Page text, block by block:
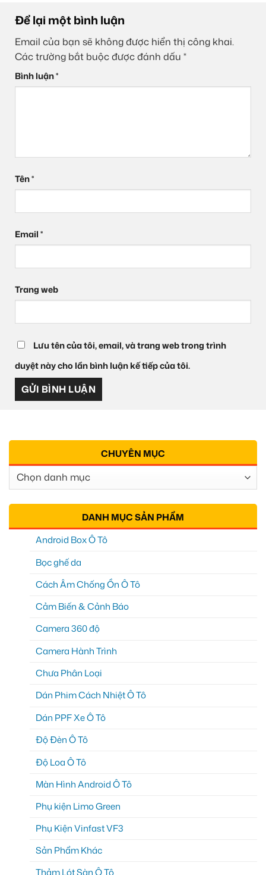
Để lại một bình luận
Email của bạn sẽ không được hiển thị công khai.
Các trường bắt buộc được đánh dấu *
Bình luận*
Tên*
Email*
Trang web
Lưu tên của tôi, email, và trang web trong trình
duyệt này cho lần bình luận kế tiếp của tôi.
CHUYÊN MỤC
Chuyên
DANH MỤC SẢN PHẨM
Android Box Ô Tô
Bọc ghế da
Cách Âm Chống Ồn Ô Tô
Cảm Biến & Cảnh Báo
Camera 360 độ
Camera Hành Trình
Chưa Phân Loại
Dán Phim Cách Nhiệt Ô Tô
Dán PPF Xe Ô Tô
Độ Đèn Ô Tô
Độ Loa Ô Tô
Màn Hình Android Ô Tô
Phụ kiện Limo Green
Phụ Kiện Vinfast VF3
Sản Phẩm Khác